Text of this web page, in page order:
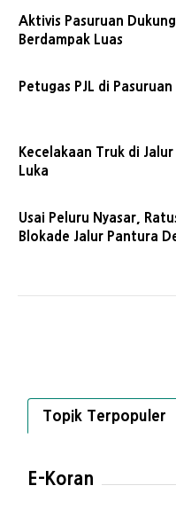
Aktivis Pasuruan
Berdampak Luas
Petugas PJL di
Kecelakaan Truk di
Luka
Usai Peluru Nyasar,
Blokade Jalur Pantura
Topik Terpopuler
E-Koran